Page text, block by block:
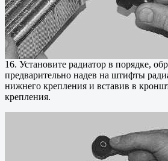
16. Установите радиатор в порядке,
предварительно надев на штифты
нижнего крепления и вставив в
крепления.